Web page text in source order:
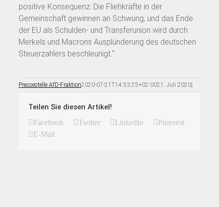
positive Konsequenz: Die Fliehkräfte in der
Gemeinschaft gewinnen an Schwung, und das Ende
der EU als Schulden- und Transferunion wird durch
Merkels und Macrons Ausplünderung des deutschen
Steuerzahlers beschleunigt.“
Pressestelle AfD-Fraktion2020-07-21T14:53:25+02:0021. Juli 2020|
Teilen Sie diesen Artikel!
Facebook Twitter LinkedIn
Pinterest
E-Mail